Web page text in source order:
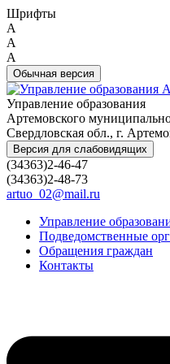
Шрифты
A
A
A
Обычная версия
Управление образования
Артемовского
Свердловская обл., г.
Версия для слабовидящих
(34363)2-46-47
(34363)2-48-73
artuo_02@mail.ru
Управление
Подведомственные
Обращения граждан
Контакты